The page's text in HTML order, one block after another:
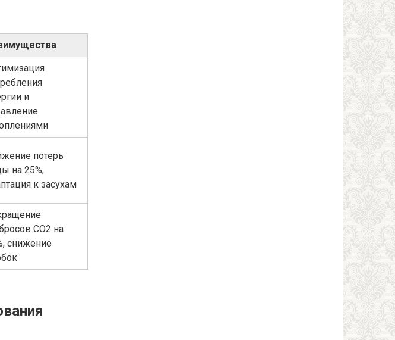
и
потерь
на 25%,
к засухам
CO2 на
снижение